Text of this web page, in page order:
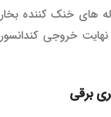
های خنک کننده بخار
خروجی کندانسور